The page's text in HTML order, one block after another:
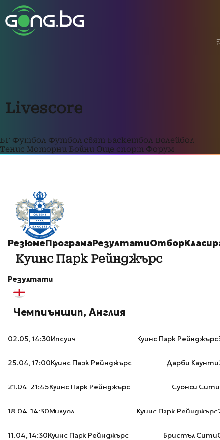
Livescore
БГ Футбол Футбол свят Баскетбол Волейбол
Тенис Моторни Бойни Още спорт Форум
Куинс Парк Рейнджърс
РезюмеПрограмаРезултатиОтбор
Резултати
Чемпиъншип, Англия
02.05, 14:30Ипсуич Куинс Парк Рейнджърс
25.04, 17:00Куинс Парк Рейнджърс Дарби Каунти
21.04, 21:45Куинс Парк Рейнджърс Суонси Сити
18.04, 14:30Милуол Куинс Парк Рейнджърс
11.04, 14:30Куинс Парк Рейнджърс Бристъл Сити